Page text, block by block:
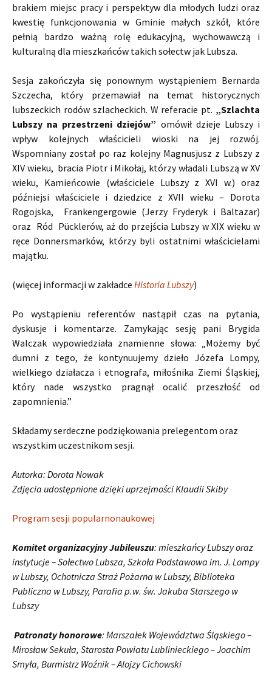
brakiem miejsc pracy i perspektyw dla młodych ludzi oraz
kwestię funkcjonowania w Gminie małych szkół, które
pełnią bardzo ważną rolę edukacyjną, wychowawczą i
kulturalną dla mieszkańców takich sołectw jak Lubsza.
Sesja zakończyła się ponownym wystąpieniem Bernarda
Szczecha, który przemawiał na temat historycznych
lubszeckich rodów szlacheckich. W referacie pt. „Szlachta
Lubszy na przestrzeni dziejów” omówił dzieje Lubszy i
wpływ kolejnych właścicieli wioski na jej rozwój.
Wspomniany został po raz kolejny Magnusjusz z Lubszy z
XIV wieku, bracia Piotr i Mikołaj, którzy władali Lubszą w XV
wieku, Kamieńcowie (właściciele Lubszy z XVI w.) oraz
późniejsi właściciele i dziedzice z XVII wieku – Dorota
Rogojska, Frankengergowie (Jerzy Fryderyk i Baltazar)
oraz Ród Pücklerów, aż do przejścia Lubszy w XIX wieku w
ręce Donnersmarków, którzy byli ostatnimi właścicielami
majątku.
(więcej informacji w zakładce Historia Lubszy)
Po wystąpieniu referentów nastąpił czas na pytania,
dyskusje i komentarze. Zamykając sesję pani Brygida
Walczak wypowiedziała znamienne słowa: „Możemy być
dumni z tego, że kontynuujemy dzieło Józefa Lompy,
wielkiego działacza i etnografa, miłośnika Ziemi Śląskiej,
który nade wszystko pragnął ocalić przeszłość od
zapomnienia.”
Składamy serdeczne podziękowania prelegentom oraz
wszystkim uczestnikom sesji.
Autorka: Dorota Nowak
Zdjęcia udostępnione dzięki uprzejmości Klaudii Skiby
Program sesji popularnonaukowej
Komitet organizacyjny Jubileuszu: mieszkańcy Lubszy oraz
instytucje – Sołectwo Lubsza, Szkoła Podstawowa im. J. Lompy
w Lubszy, Ochotnicza Straż Pożarna w Lubszy, Biblioteka
Publiczna w Lubszy, Parafia p.w. św. Jakuba Starszego w
Lubszy
Patronaty honorowe: Marszałek Województwa Śląskiego –
Mirosław Sekuła, Starosta Powiatu Lublinieckiego – Joachim
Smyła, Burmistrz Woźnik – Alojzy Cichowski